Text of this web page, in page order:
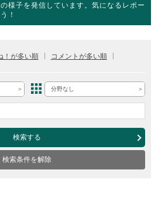
様子を発信しています。気になるレポー
！
！が多い順 コメントが多い順
分野なし
検索する
検索条件を解除